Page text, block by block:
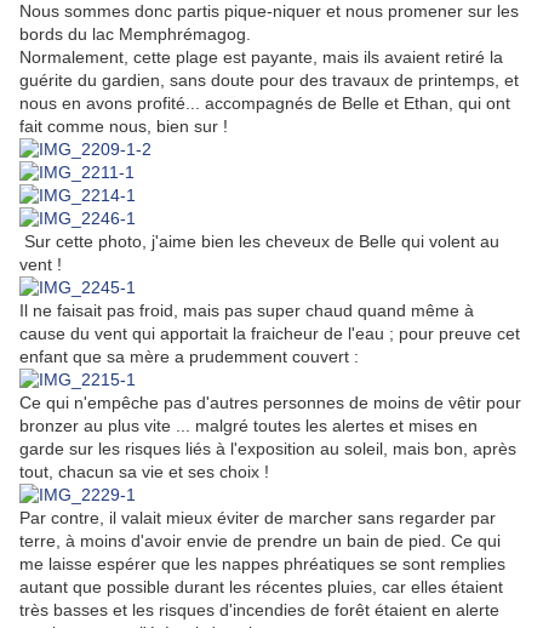
Nous sommes donc partis pique-niquer et nous promener sur les
bords du lac Memphrémagog.
Normalement, cette plage est payante, mais ils avaient retiré la
guérite du gardien, sans doute pour des travaux de printemps, et
nous en avons profité... accompagnés de Belle et Ethan, qui ont
fait comme nous, bien sur !
Sur cette photo, j'aime bien les cheveux de Belle qui volent au
vent !
Il ne faisait pas froid, mais pas super chaud quand même à
cause du vent qui apportait la fraicheur de l'eau ; pour preuve cet
enfant que sa mère a prudemment couvert :
Ce qui n'empêche pas d'autres personnes de moins de vêtir pour
bronzer au plus vite ... malgré toutes les alertes et mises en
garde sur les risques liés à l'exposition au soleil, mais bon, après
tout, chacun sa vie et ses choix !
Par contre, il valait mieux éviter de marcher sans regarder par
terre, à moins d'avoir envie de prendre un bain de pied. Ce qui
me laisse espérer que les nappes phréatiques se sont remplies
autant que possible durant les récentes pluies, car elles étaient
très basses et les risques d'incendies de forêt étaient en alerte